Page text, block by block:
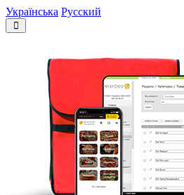
Українська Русский